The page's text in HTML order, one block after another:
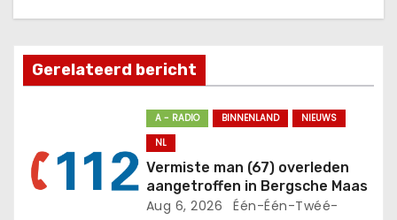
t
n
v
Gerelateerd bericht
A - RADIO BINNENLAND
NIEUWS
NL
Vermiste man (67) overleden
aangetroffen in Bergsche Maas
Aug 6, 2026
Één-Één-Twéé-